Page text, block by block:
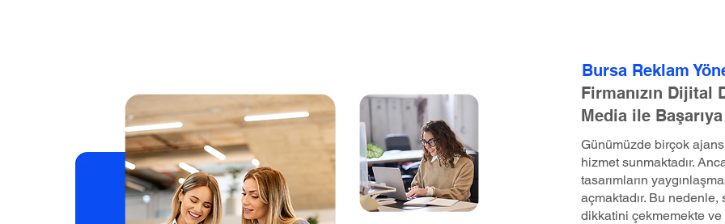
Bursa Reklam
Firmanızın Dijital
Media ile
Günümüzde birçok
hizmet sunmaktadır.
tasarımların
açmaktadır. Bu nedenle,
dikkatini çekmemekte ve